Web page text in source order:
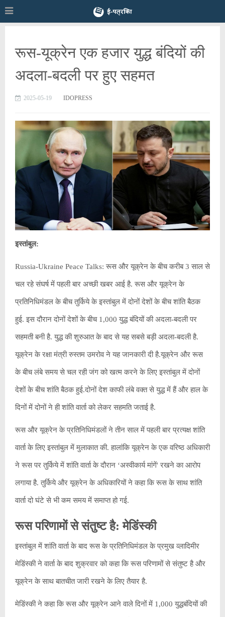
रूस-यूक्रेन एक हजार युद्ध बंदियों की
अदला-बदली पर हुए सहमत
2025-05-19 IDOPRESS
इस्‍तांबुल:
Russia-Ukraine Peace Talks: रूस और यूक्रेन के बीच करीब 3 साल से
चल रहे संघर्ष में पहली बार अच्‍छी खबर आई है. रूस और यूक्रेन के
प्रतिनिधिमंडल के बीच तुर्किये के इस्‍तांबुल में दोनों देशों के बीच शांति बैठक
हुई. इस दौरान दोनों देशों के बीच 1,000 युद्ध बंदियों की अदला-बदली पर
सहमती बनी है. युद्ध की शुरुआत के बाद से यह सबसे बड़ी अदला-बदली है.
यूक्रेन के रक्षा मंत्री रुस्‍तम उमरोव ने यह जानकारी दी है.यूक्रेन और रूस
के बीच लंबे समय से चल रही जंग को खत्म करने के लिए इस्तांबुल में दोनों
देशों के बीच शांति बैठक हुई.दोनों देश काफी लंबे वक्‍त से युद्ध में हैं और हाल के
दिनों में दोनों ने ही शांति वार्ता को लेकर सहमति जताई है.
रूस और यूक्रेन के प्रतिनिधिमंडलों ने तीन साल में पहली बार प्रत्यक्ष शांति
वार्ता के लिए इस्तांबुल में मुलाकात की. हालांकि यूक्रेन के एक वरिष्ठ अधिकारी
ने रूस पर तुर्किये में शांति वार्ता के दौरान ‘अस्वीकार्य मांगें' रखने का आरोप
लगाया है. तुर्किये और यूक्रेन के अधिकारियों ने कहा कि रूस के साथ शांति
वार्ता दो घंटे से भी कम समय में समाप्त हो गई.
रूस परिणामों से संतुष्‍ट है: मेडिंंस्‍की
इस्तांबुल में शांति वार्ता के बाद रूस के प्रतिनिधिमंडल के प्रमुख व्लादिमीर
मेडिंस्की ने वार्ता के बाद शुक्रवार को कहा कि रूस परिणामों से संतुष्ट है और
यूक्रेन के साथ बातचीत जारी रखने के लिए तैयार है.
मेडिंस्की ने कहा कि रूस और यूक्रेन आने वाले दिनों में 1,000 युद्धबंदियों की